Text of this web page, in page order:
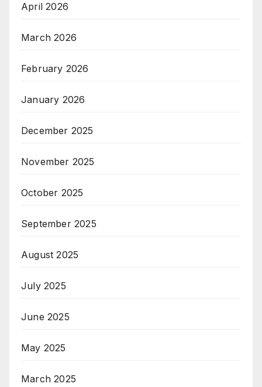
April 2026
March 2026
February 2026
January 2026
December 2025
November 2025
October 2025
September 2025
August 2025
July 2025
June 2025
May 2025
March 2025